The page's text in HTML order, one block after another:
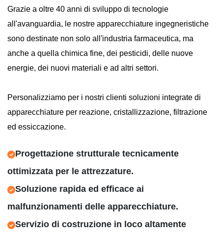
Grazie a oltre 40 anni di sviluppo di tecnologie
all'avanguardia, le nostre apparecchiature ingegneristiche
sono destinate non solo all'industria farmaceutica, ma
anche a quella chimica fine, dei pesticidi, delle nuove
energie, dei nuovi materiali e ad altri settori.
Personalizziamo per i nostri clienti soluzioni integrate di
apparecchiature per reazione, cristallizzazione, filtrazione
ed essiccazione.
Progettazione strutturale tecnicamente
ottimizzata per le attrezzature.
Soluzione rapida ed efficace ai
malfunzionamenti delle apparecchiature.
Servizio di costruzione in loco altamente